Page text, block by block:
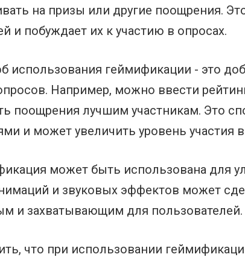
на призы или другие поощрения.
и побуждает их к участию в опросах.
использования геймификации - это
Например, можно ввести
поощрения лучшим участникам. Это
и может увеличить уровень участия
может быть использована для
и звуковых эффектов может
и захватывающим для пользователей.
что при использовании